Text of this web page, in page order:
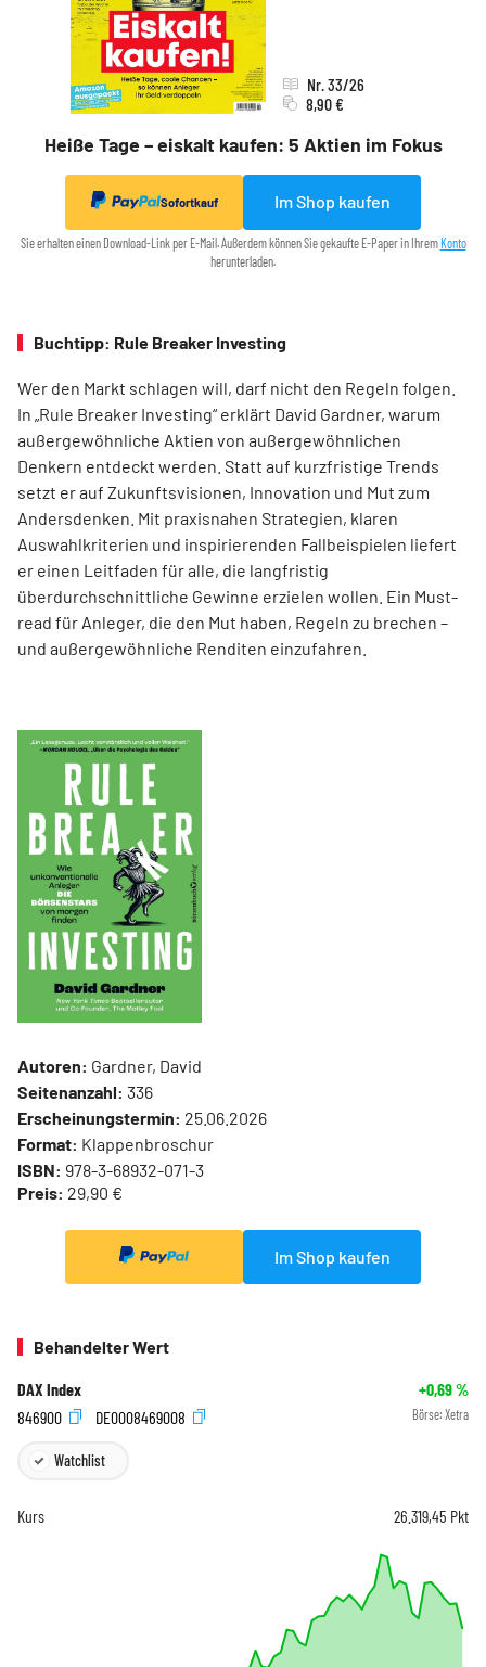
Heiße Tage – eiskalt kaufen: 5 Aktien im Fokus
Nr. 33/26
8,90 €
Sofortkauf Im Shop kaufen
Sie erhalten einen Download-Link per E-Mail. Außerdem können Sie gekaufte E-Paper in IhremKonto
herunterladen.
Buchtipp: Rule Breaker Investing
Wer den Markt schlagen will, darf nicht den Regeln folgen.
In „Rule Breaker Investing“ erklärt David Gardner, warum
außergewöhnliche Aktien von außer­gewöhnlichen
Denkern entdeckt werden. Statt auf kurzfristige Trends
setzt er auf Zukunftsvisionen, Innovation und Mut zum
Andersdenken. Mit praxisnahen Strategien, klaren
Auswahlkriterien und inspirierenden Fallbeispielen liefert
er einen Leit­faden für alle, die langfristig
überdurchschnittliche Gewinne erzielen wollen. Ein Must-
read für Anleger, die den Mut haben, Regeln zu brechen –
und außergewöhnliche Renditen einzufahren.
Autoren: Gardner, David
Seitenanzahl: 336
Erscheinungstermin: 25.06.2026
Format: Klappenbroschur
ISBN: 978-3-68932-071-3
Preis: 29,90 €
Im Shop kaufen
Behandelter Wert
DAX Index +0,69%
846900
DE0008469008 Börse: Xetra
Watchlist
Kurs 26.319,45 Pkt